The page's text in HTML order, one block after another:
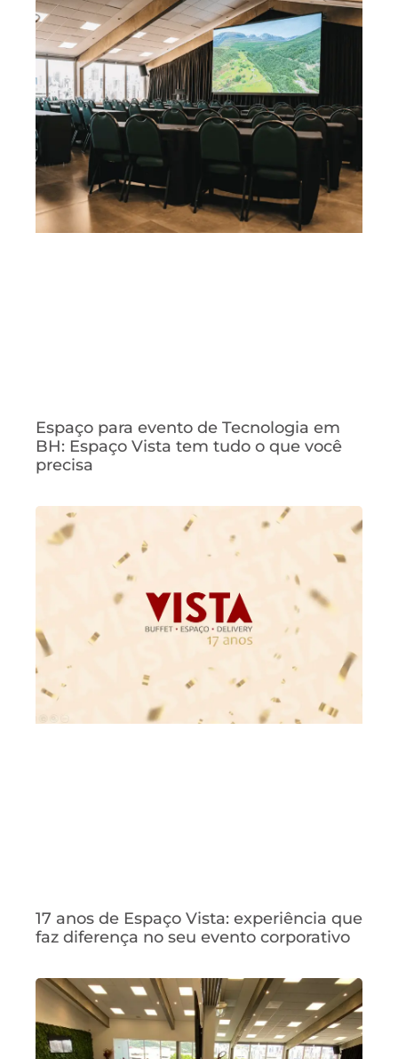
Espaço para evento de Tecnologia em
BH: Espaço Vista tem tudo o que você
precisa
17 anos de Espaço Vista: experiência que
faz diferença no seu evento corporativo